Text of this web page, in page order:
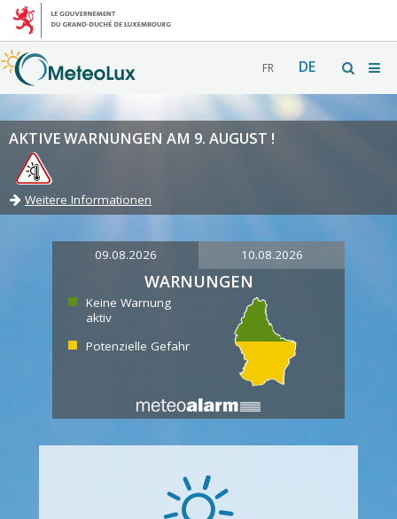
FR DE
AKTIVE WARNUNGEN AM 9. AUGUST !
Weitere Informationen
09.08.2026 10.08.2026
WARNUNGEN
Keine Warnung
aktiv
Potenzielle Gefahr